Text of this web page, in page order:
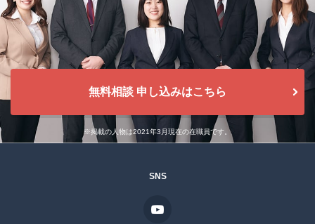
無料相談 申し込みはこちら
※掲載の人物は2021年3月現在の在職員です。
SNS